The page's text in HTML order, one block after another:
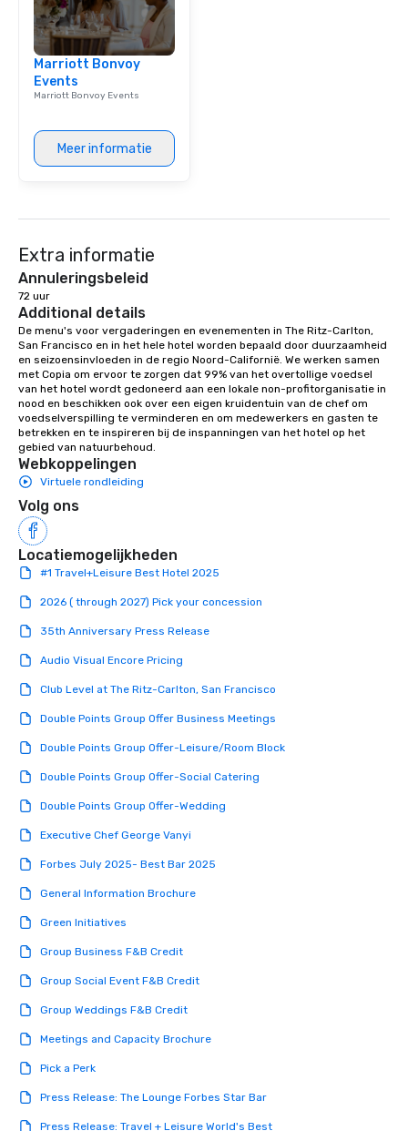
Marriott Bonvoy
Events
Marriott Bonvoy Events
Meer informatie
Extra informatie
Annuleringsbeleid
72 uur
Additional details
De menu's voor vergaderingen en evenementen in The Ritz-Carlton,
San Francisco en in het hele hotel worden bepaald door duurzaamheid
en seizoensinvloeden in de regio Noord-Californië. We werken samen
met Copia om ervoor te zorgen dat 99% van het overtollige voedsel
van het hotel wordt gedoneerd aan een lokale non-profitorganisatie in
nood en beschikken ook over een eigen kruidentuin van de chef om
voedselverspilling te verminderen en om medewerkers en gasten te
betrekken en te inspireren bij de inspanningen van het hotel op het
gebied van natuurbehoud.
Webkoppelingen
Virtuele rondleiding
Volg ons
Locatiemogelijkheden
#1 Travel+Leisure Best Hotel 2025
2026 ( through 2027) Pick your concession
35th Anniversary Press Release
Audio Visual Encore Pricing
Club Level at The Ritz-Carlton, San Francisco
Double Points Group Offer Business Meetings
Double Points Group Offer-Leisure/Room Block
Double Points Group Offer-Social Catering
Double Points Group Offer-Wedding
Executive Chef George Vanyi
Forbes July 2025- Best Bar 2025
General Information Brochure
Green Initiatives
Group Business F&B Credit
Group Social Event F&B Credit
Group Weddings F&B Credit
Meetings and Capacity Brochure
Pick a Perk
Press Release: The Lounge Forbes Star Bar
Press Release: Travel + Leisure World's Best